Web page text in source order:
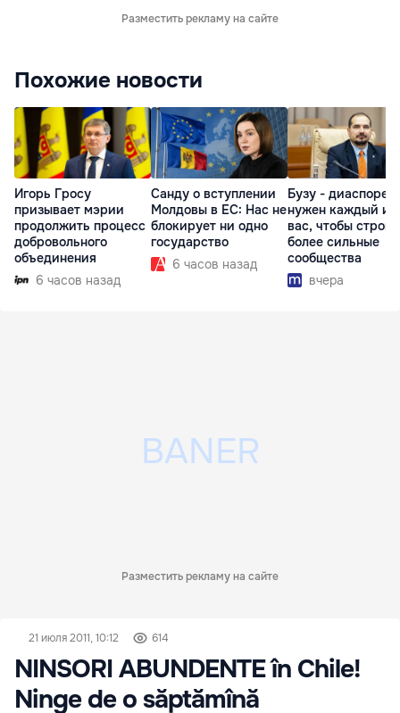
Разместить рекламу на сайте
Похожие новости
Игорь Гросу
призывает мэрии
продолжить процесс
добровольного
объединения
6 часов назад
Санду о вступлении
Молдовы в ЕС: Нас не
блокирует ни одно
государство
6 часов назад
Бузу - диаспоре:
нужен каждый из
вас, чтобы
более сильные
сообщества
вчера
Разместить рекламу на сайте
21 июля 2011, 10:12 614
NINSORI ABUNDENTE în Chile!
Ninge de o săptămînă